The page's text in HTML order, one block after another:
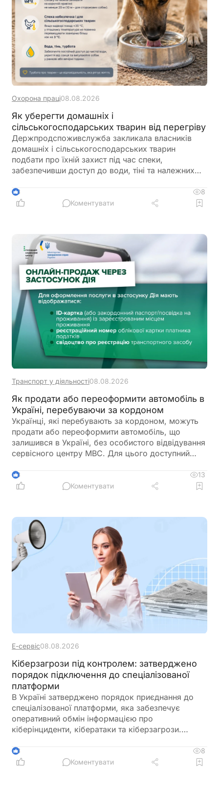
Охорона праці08.08.2026
Як уберегти домашніх і
сільськогосподарських тварин від перегріву
Держпродспоживслужба закликала власників
домашніх і сільськогосподарських тварин
подбати про їхній захист під час спеки,
забезпечивши доступ до води, тіні та належних
заборону залишати тварин у зачинених
автомобілях або на прив’язі під прямим сонячним
3
8
Коментувати
Транспорт у діяльності08.08.2026
Як продати або переоформити автомобіль в
Україні, перебуваючи за кордоном
Українці, які перебувають за кордоном, можуть
продати або переоформити автомобіль, що
залишився в Україні, без особистого відвідування
сервісного центру МВС. Для цього доступний
довіреності на уповноваженого представника
3
13
Коментувати
Е-сервіс08.08.2026
Кіберзагрози під контролем: затверджено
порядок підключення до спеціалізованої
платформи
В Україні затверджено порядок приєднання до
спеціалізованої платформи, яка забезпечує
оперативний обмін інформацією про
кіберінциденти, кібератаки та кіберзагрози.
між державними органами, операторами
критичної інфраструктури та іншими суб’єктами
3
8
Коментувати